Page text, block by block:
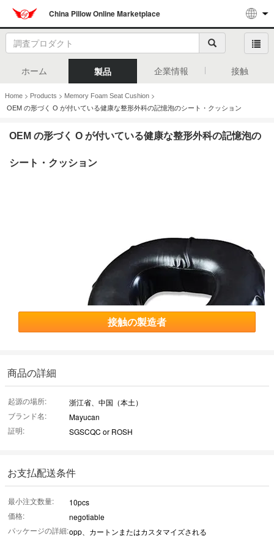
China Pillow Online Marketplace
ホーム 製品 企業情報 接触
Home > Products > Memory Foam Seat Cushion >
OEM の形づく O が付いている健康な整形外科の記憶泡のシート・クッション
OEM の形づく O が付いている健康な整形外科の記憶泡の
シート・クッション
接触の製造者
商品の詳細
起源の場所:
浙江省、中国（本土）
ブランド名:
Mayucan
証明:
SGSCQC or ROSH
お支払配送条件
最小注文数量:
10pcs
価格:
negotiable
パッケージの詳細:opp、カートンまたはカスタマイズされる